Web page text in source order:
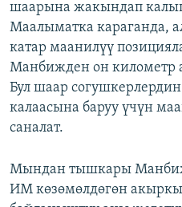
шаарына жакындап
Маалыматка караганда,
катар маанилүү
Манбижден он километр
Бул шаар
калаасына баруу үчүн
саналат.
Мындан тышкары
ИМ көзөмөлдөгөн